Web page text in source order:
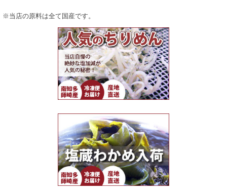
※当店の原料は全て国産です。